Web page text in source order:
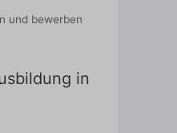
und bewerben
in